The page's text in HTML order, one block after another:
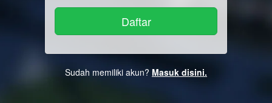
Sudah memiliki akun? Masuk disini.